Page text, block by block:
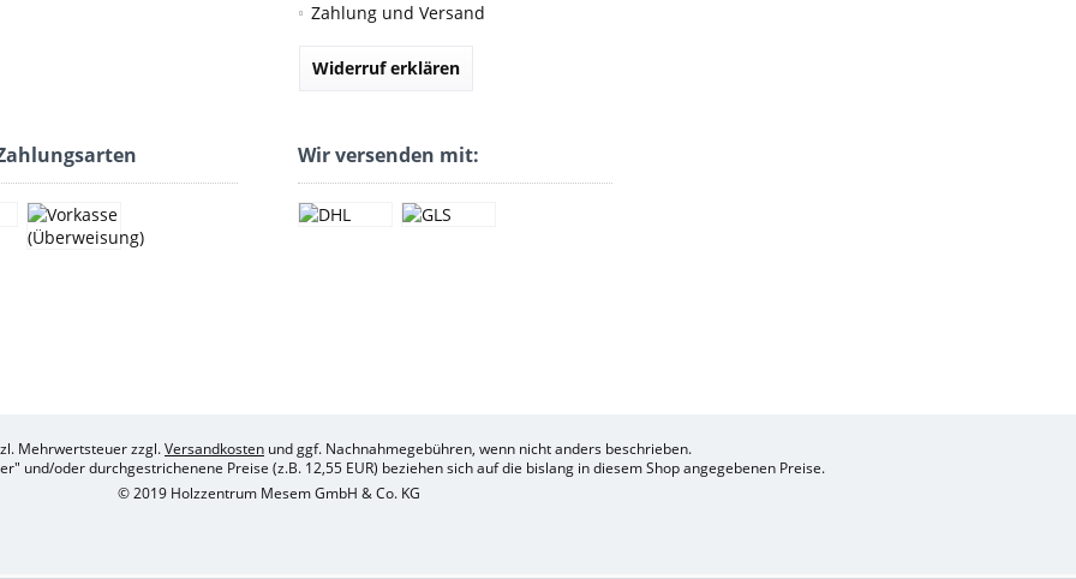
Zahlung und Versand
Widerruf erklären
Wir versenden mit:
Mehrwertsteuer zzgl.Versandkosten und ggf. Nachnahmegebühren, wenn nicht anders beschrieben.
und/oder durchgestrichenene Preise (z.B. 12,55 EUR) beziehen sich auf die bislang in diesem Shop angegebenen Preise.
© 2019 Holzzentrum Mesem GmbH & Co. KG